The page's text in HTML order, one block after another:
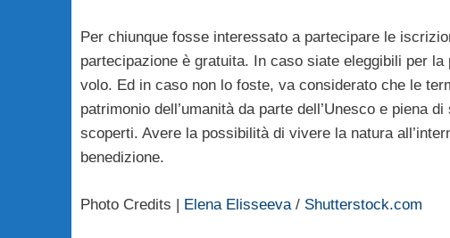
Per chiunque fosse interessato a partecipare le
partecipazione è gratuita. In caso siate eleggibili per
volo. Ed in caso non lo foste, va considerato che le
patrimonio dell’umanità da parte dell’Unesco e piena
scoperti. Avere la possibilità di vivere la natura
benedizione.
Photo Credits | Elena Elisseeva/ Shutterstock.com